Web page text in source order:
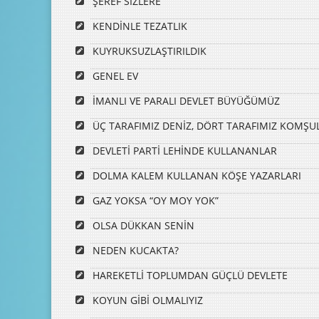
KENDİNLE TEZATLIK
KUYRUKSUZLAŞTIRILDIK
GENEL EV
İMANLI VE PARALI DEVLET BÜYÜĞÜMÜZ
ÜÇ TARAFIMIZ DENİZ, DÖRT TARAFIMIZ
DEVLETİ PARTİ LEHİNDE KULLANANLAR
DOLMA KALEM KULLANAN KÖŞE YAZARLARI
GAZ YOKSA “OY MOY YOK”
OLSA DÜKKAN SENİN
NEDEN KUCAKTA?
HAREKETLİ TOPLUMDAN GÜÇLÜ DEVLETE
KOYUN GİBİ OLMALIYIZ